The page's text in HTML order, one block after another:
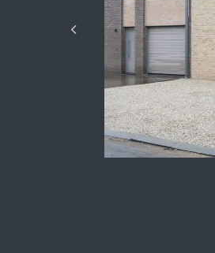
Nombre d'années